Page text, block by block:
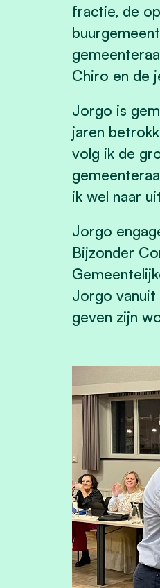
fractie, de
Chiro en de
Jorgo is
jaren
volg ik de
ik wel naar
Jorgo
Bijzonder
Jorgo vanuit
geven zijn